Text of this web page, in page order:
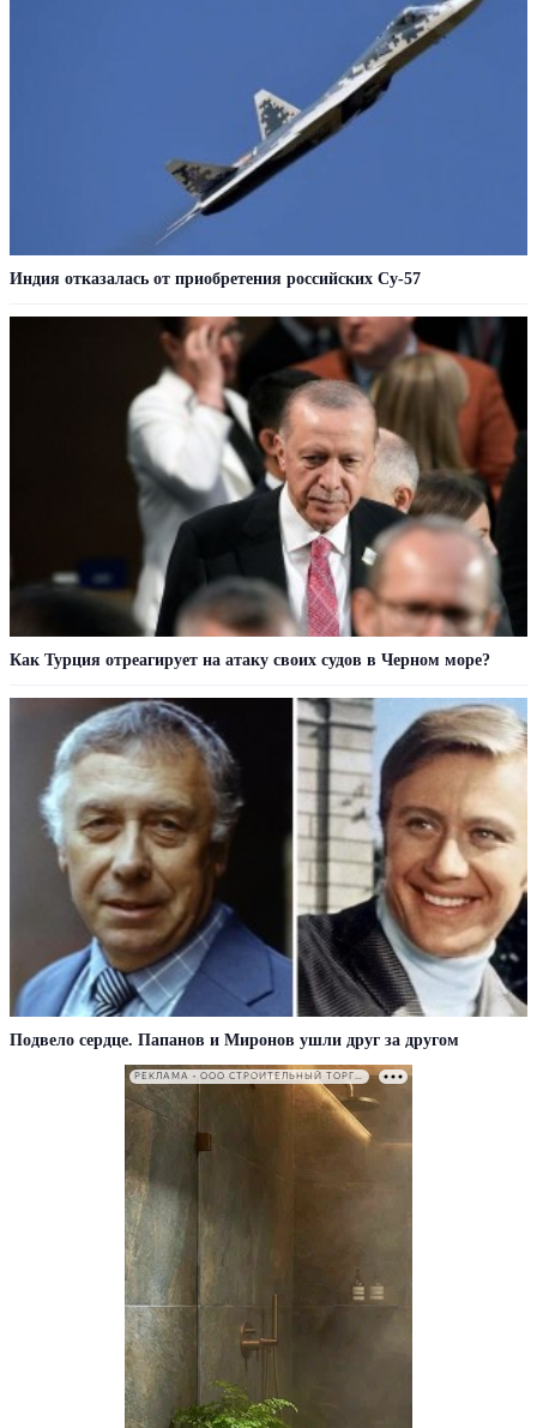
Индия отказалась от приобретения российских Су-57
Как Турция отреагирует на атаку своих судов в Черном море?
Подвело сердце. Папанов и Миронов ушли друг за другом
РЕКЛАМА • ООО СТРОИТЕЛЬНЫЙ ТОРГОВЫЙ ДОМ «ПЕТРОВИЧ». ИНН: 7802348846